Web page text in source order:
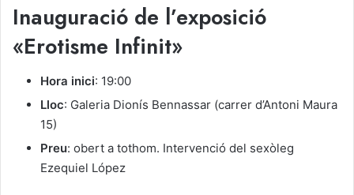
Inauguració de l’exposició
«Erotisme Infinit»
Hora inici: 19:00
Lloc: Galeria Dionís Bennassar (carrer d’Antoni Maura
15)
Preu: obert a tothom. Intervenció del sexòleg
Ezequiel López